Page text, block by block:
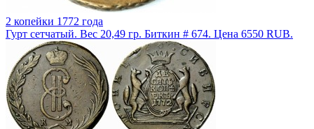
2 копейки 1772 года
Гурт сетчатый. Вес 20,49 гр. Биткин # 674. Цена 6550 RUB.